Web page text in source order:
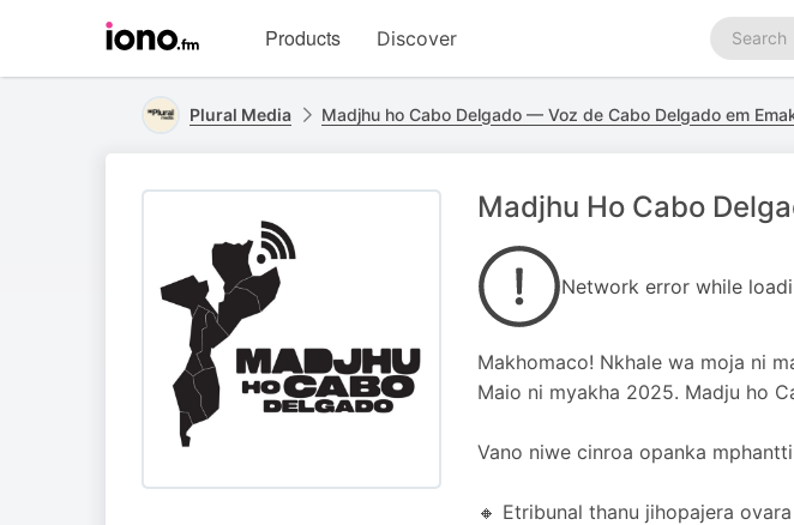
homepage
Products Discover
Search
podcasts
Plural Media Madjhu ho Cabo Delgado — Voz de Cabo Delgado em
Madjhu Ho Cabo
Network error while
Makhomaco! Nkhale wa moja ni
Maio ni myakha 2025. Madju ho
Vano niwe cinroa opanka
🔸 Etribunal thanu jihopajera